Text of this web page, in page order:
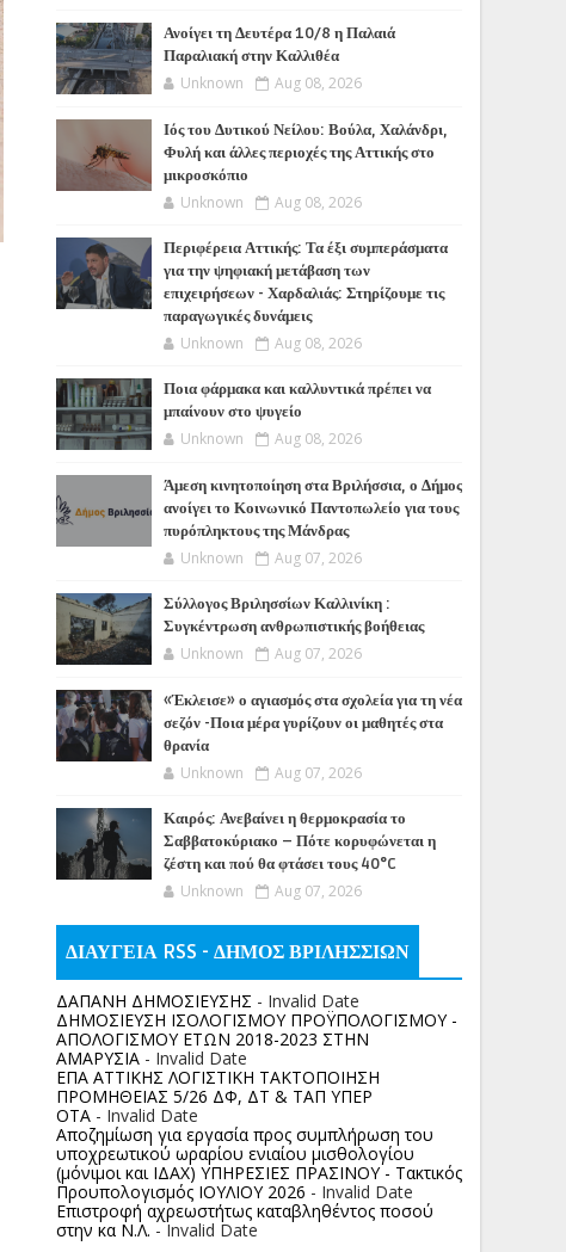
Ανοίγει τη Δευτέρα 10/8 η Παλαιά
Παραλιακή στην Καλλιθέα
Unknown Aug 08, 2026
Ιός του Δυτικού Νείλου: Βούλα, Χαλάνδρι,
Φυλή και άλλες περιοχές της Αττικής στο
μικροσκόπιο
Unknown Aug 08, 2026
Περιφέρεια Αττικής: Τα έξι συμπεράσματα
για την ψηφιακή μετάβαση των
επιχειρήσεων - Χαρδαλιάς: Στηρίζουμε τις
παραγωγικές δυνάμεις
Unknown Aug 08, 2026
Ποια φάρμακα και καλλυντικά πρέπει να
μπαίνουν στο ψυγείο
Unknown Aug 08, 2026
Άμεση κινητοποίηση στα Βριλήσσια, ο Δήμος
ανοίγει το Κοινωνικό Παντοπωλείο για τους
πυρόπληκτους της Μάνδρας
Unknown Aug 07, 2026
Σύλλογος Βριλησσίων Καλλινίκη :
Συγκέντρωση ανθρωπιστικής βοήθειας
Unknown Aug 07, 2026
«Έκλεισε» ο αγιασμός στα σχολεία για τη νέα
σεζόν -Ποια μέρα γυρίζουν οι μαθητές στα
θρανία
Unknown Aug 07, 2026
Καιρός: Ανεβαίνει η θερμοκρασία το
Σαββατοκύριακο – Πότε κορυφώνεται η
ζέστη και πού θα φτάσει τους 40°C
Unknown Aug 07, 2026
ΔΙΑΥΓΕΙΑ RSS - ΔΗΜΟΣ ΒΡΙΛΗΣΣΙΩΝ
ΔΑΠΑΝΗ ΔΗΜΟΣΙΕΥΣΗΣ - Invalid Date
ΔΗΜΟΣΙΕΥΣΗ ΙΣΟΛΟΓΙΣΜΟΥ ΠΡΟΫΠΟΛΟΓΙΣΜΟΥ -
ΑΠΟΛΟΓΙΣΜΟΥ ΕΤΩΝ 2018-2023 ΣΤΗΝ
ΑΜΑΡΥΣΙΑ - Invalid Date
ΕΠΑ ΑΤΤΙΚΗΣ ΛΟΓΙΣΤΙΚΗ ΤΑΚΤΟΠΟΙΗΣΗ
ΠΡΟΜΗΘΕΙΑΣ 5/26 ΔΦ, ΔΤ & ΤΑΠ ΥΠΕΡ
ΟΤΑ - Invalid Date
Αποζημίωση για εργασία προς συμπλήρωση του
υποχρεωτικού ωραρίου ενιαίου μισθολογίου
(μόνιμοι και ΙΔΑΧ) ΥΠΗΡΕΣΙΕΣ ΠΡΑΣΙΝΟΥ - Τακτικός
Προυπολογισμός ΙΟΥΛΙΟΥ 2026 - Invalid Date
Επιστροφή αχρεωστήτως καταβληθέντος ποσoύ
στην κα Ν.Λ. - Invalid Date